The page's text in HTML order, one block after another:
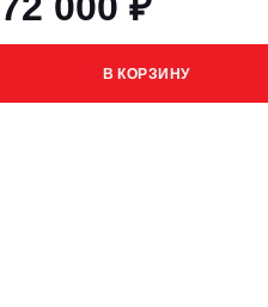
В КОРЗИНУ